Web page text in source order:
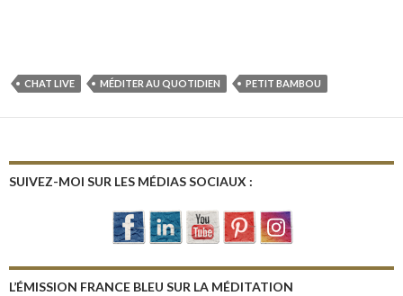
CHAT LIVE MÉDITER AU QUOTIDIEN PETIT BAMBOU
SUIVEZ-MOI SUR LES MÉDIAS SOCIAUX :
L’ÉMISSION FRANCE BLEU SUR LA MÉDITATION